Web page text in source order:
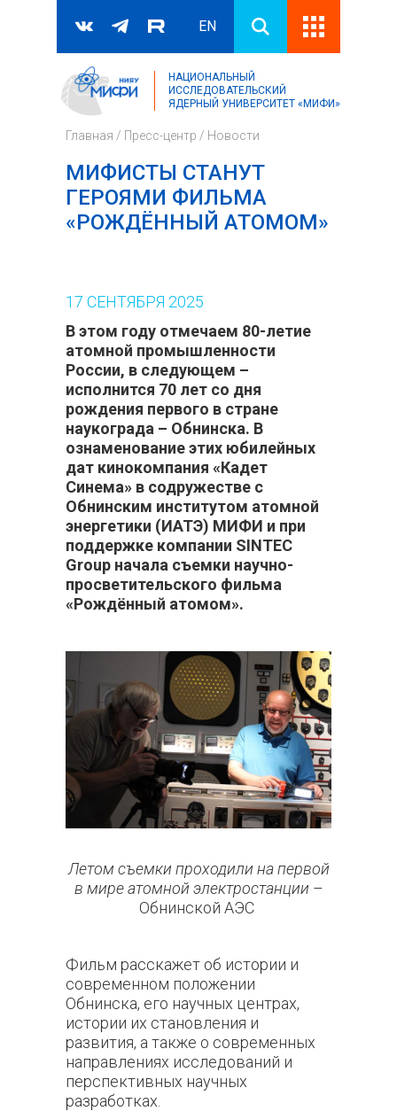
Форма поиска
Поиск
EN
НАЦИОНАЛЬНЫЙ
ИССЛЕДОВАТЕЛЬСКИЙ
ЯДЕРНЫЙ УНИВЕРСИТЕТ «МИФИ»
Главная / Пресс-центр / Новости
МИФИСТЫ СТАНУТ
ГЕРОЯМИ ФИЛЬМА
«РОЖДЁННЫЙ АТОМОМ»
17 СЕНТЯБРЯ 2025
В этом году отмечаем 80-летие
атомной промышленности
России, в следующем –
исполнится 70 лет со дня
рождения первого в стране
наукограда – Обнинска. В
ознаменование этих юбилейных
дат кинокомпания «Кадет
Синема» в содружестве с
Обнинским институтом атомной
энергетики (ИАТЭ) МИФИ и при
поддержке компании SINTEC
Group начала съемки научно-
просветительского фильма
«Рождённый атомом».
Летом съемки проходили на первой
в мире атомной электростанции –
Обнинской АЭС
Фильм расскажет об истории и
современном положении
Обнинска, его научных центрах,
истории их становления и
развития, а также о современных
направлениях исследований и
перспективных научных
разработках.